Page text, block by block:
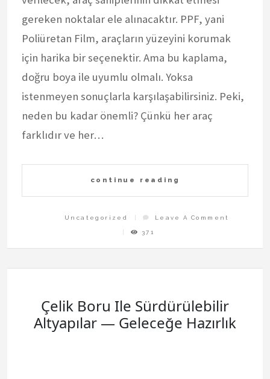
gereken noktalar ele alınacaktır. PPF, yani
Poliüretan Film, araçların yüzeyini korumak
için harika bir seçenektir. Ama bu kaplama,
doğru boya ile uyumlu olmalı. Yoksa
istenmeyen sonuçlarla karşılaşabilirsiniz. Peki,
neden bu kadar önemli? Çünkü her araç
farklıdır ve her…
continue reading
Uncategorized Leave A Comment
Boya
371
Çelik Boru Ile Sürdürülebilir
Altyapılar — Geleceğe Hazırlık